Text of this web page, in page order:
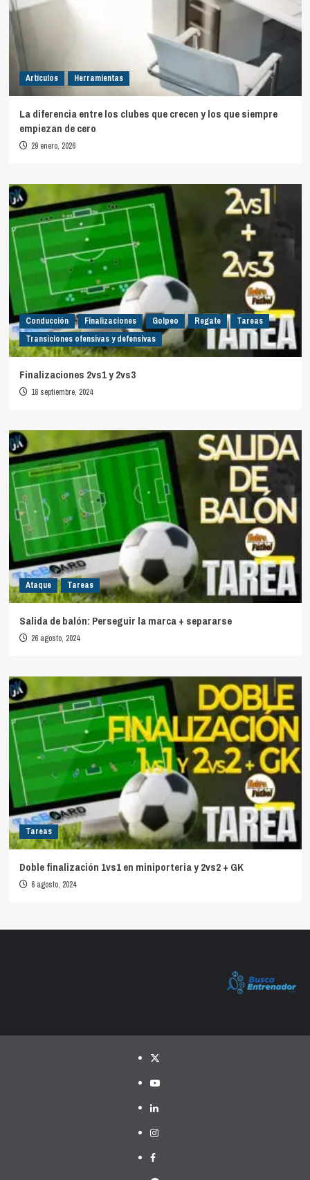
Artículos Herramientas
La diferencia entre los clubes que crecen y los que siempre
empiezan de cero
29 enero, 2026
Conducción Finalizaciones Golpeo Regate
Tareas
Transiciones ofensivas y defensivas
Finalizaciones 2vs1 y 2vs3
18 septiembre, 2024
Ataque Tareas
Salida de balón: Perseguir la marca + separarse
26 agosto, 2024
Tareas
Doble finalización 1vs1 en miniporteria y 2vs2 + GK
6 agosto, 2024
Twitter
YouTube
LinkedIn
Instagram
Facebook